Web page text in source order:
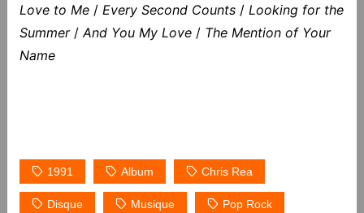
Love to Me/ Every Second Counts/ Looking for the
Summer/ And You My Love/ The Mention of Your
Name
1991 Album Chris Rea
Disque Musique Pop Rock